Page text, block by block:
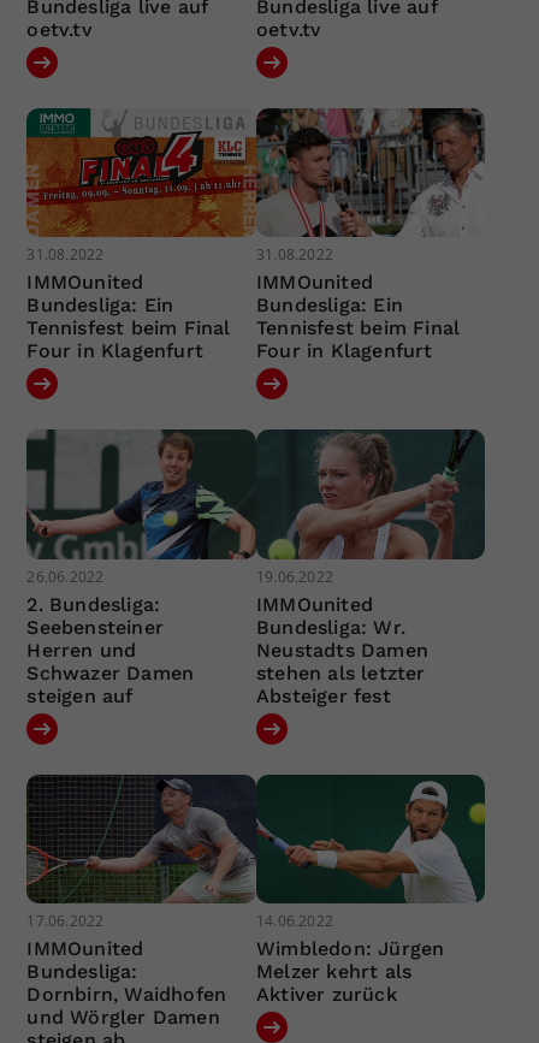
Bundesliga live auf
oetv.tv
Bundesliga live auf
oetv.tv
31.08.2022
IMMOunited
Bundesliga: Ein
Tennisfest beim Final
Four in Klagenfurt
31.08.2022
IMMOunited
Bundesliga: Ein
Tennisfest beim Final
Four in Klagenfurt
26.06.2022
2. Bundesliga:
Seebensteiner
Herren und
Schwazer Damen
steigen auf
19.06.2022
IMMOunited
Bundesliga: Wr.
Neustadts Damen
stehen als letzter
Absteiger fest
17.06.2022
IMMOunited
Bundesliga:
Dornbirn, Waidhofen
und Wörgler Damen
14.06.2022
Wimbledon: Jürgen
Melzer kehrt als
Aktiver zurück